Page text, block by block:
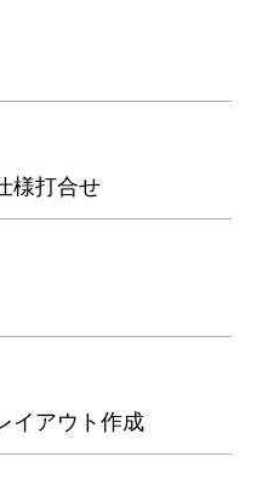
様打合せ
イアウト作成